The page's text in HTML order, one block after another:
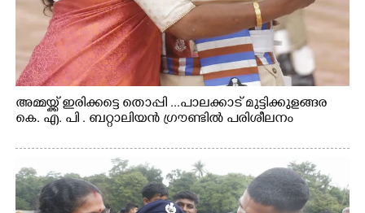
അമ്മയ്ക്ക് ഇരിക്കട്ടെ തൊപ്പി ...പാലക്കാട് മുട്ടിക്കുളങ്ങര
കെ. എ. പി . ബറ്റാലിയൻ ഗ്രൗണ്ടിൽ പരിശീലനം